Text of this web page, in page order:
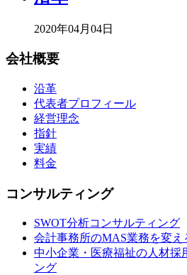
2020年04月04日
会社概要
沿革
代表者プロフィール
経営理念
指針
実績
料金
コンサルティング
SWOT分析コンサルティング
会計事務所のMAS業務を変え
中小企業・医療福祉の人材採
ング